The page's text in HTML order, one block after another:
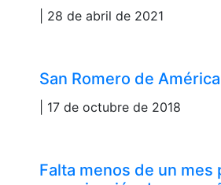
| 28 de abril de 2021
San Romero de América
| 17 de octubre de 2018
Falta menos de un mes